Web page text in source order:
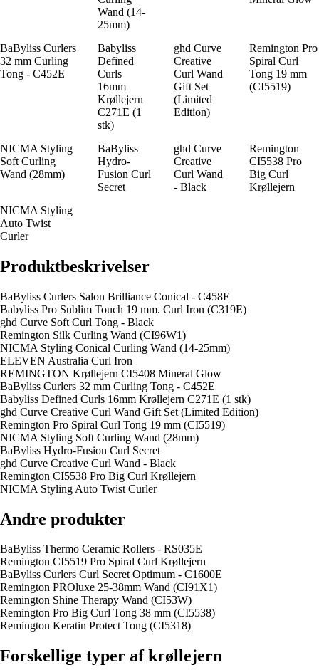
Wand (14-
25mm)
BaByliss Curlers
32 mm Curling
Tong - C452E
Babyliss
Defined
Curls
16mm
Krøllejern
C271E (1
stk)
ghd Curve
Creative
Curl Wand
Gift Set
(Limited
Edition)
Remington Pro
Spiral Curl
Tong 19 mm
(CI5519)
NICMA Styling
Soft Curling
Wand (28mm)
BaByliss
Hydro-
Fusion Curl
Secret
ghd Curve
Creative
Curl Wand
- Black
Remington
CI5538 Pro
Big Curl
Krøllejern
NICMA Styling
Auto Twist
Curler
Produktbeskrivelser
BaByliss Curlers Salon Brilliance Conical - C458E
Babyliss Pro Sublim Touch 19 mm. Curl Iron (C319E)
ghd Curve Soft Curl Tong - Black
Remington Silk Curling Wand (CI96W1)
NICMA Styling Conical Curling Wand (14-25mm)
ELEVEN Australia Curl Iron
REMINGTON Krøllejern CI5408 Mineral Glow
BaByliss Curlers 32 mm Curling Tong - C452E
Babyliss Defined Curls 16mm Krøllejern C271E (1 stk)
ghd Curve Creative Curl Wand Gift Set (Limited Edition)
Remington Pro Spiral Curl Tong 19 mm (CI5519)
NICMA Styling Soft Curling Wand (28mm)
BaByliss Hydro-Fusion Curl Secret
ghd Curve Creative Curl Wand - Black
Remington CI5538 Pro Big Curl Krøllejern
NICMA Styling Auto Twist Curler
Andre produkter
BaByliss Thermo Ceramic Rollers - RS035E
Remington CI5519 Pro Spiral Curl Krøllejern
BaByliss Curlers Curl Secret Optimum - C1600E
Remington PROluxe 25-38mm Wand (CI91X1)
Remington Shine Therapy Wand (CI53W)
Remington Pro Big Curl Tong 38 mm (CI5538)
Remington Keratin Protect Tong (CI5318)
Forskellige typer af krøllejern